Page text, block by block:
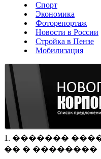
Спорт
Экономика
Фоторепортаж
Новости в России
Стройка в Пензе
Мобилизация
1. �������
�� � ��������